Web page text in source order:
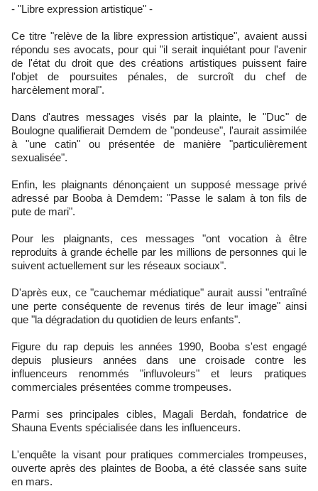
- "Libre expression artistique" -
Ce titre "relève de la libre expression artistique", avaient aussi
répondu ses avocats, pour qui "il serait inquiétant pour l'avenir
de l'état du droit que des créations artistiques puissent faire
l'objet de poursuites pénales, de surcroît du chef de
harcèlement moral".
Dans d'autres messages visés par la plainte, le "Duc" de
Boulogne qualifierait Demdem de "pondeuse", l'aurait assimilée
à "une catin" ou présentée de manière "particulièrement
sexualisée".
Enfin, les plaignants dénonçaient un supposé message privé
adressé par Booba à Demdem: "Passe le salam à ton fils de
pute de mari".
Pour les plaignants, ces messages "ont vocation à être
reproduits à grande échelle par les millions de personnes qui le
suivent actuellement sur les réseaux sociaux".
D'après eux, ce "cauchemar médiatique" aurait aussi "entraîné
une perte conséquente de revenus tirés de leur image" ainsi
que "la dégradation du quotidien de leurs enfants".
Figure du rap depuis les années 1990, Booba s'est engagé
depuis plusieurs années dans une croisade contre les
influenceurs renommés "influvoleurs" et leurs pratiques
commerciales présentées comme trompeuses.
Parmi ses principales cibles, Magali Berdah, fondatrice de
Shauna Events spécialisée dans les influenceurs.
L'enquête la visant pour pratiques commerciales trompeuses,
ouverte après des plaintes de Booba, a été classée sans suite
en mars.